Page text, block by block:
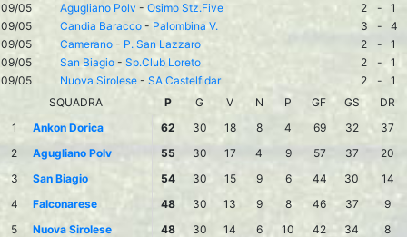
09/05
Agugliano Polv - Osimo Stz.Five 2 -
1
09/05
Candia Baracco - Palombina V. 3 -
4
09/05
Camerano - P. San Lazzaro 2 -
1
09/05
San Biagio - Sp.Club Loreto 2 -
1
09/05
Nuova Sirolese - SA Castelfidar 2 -
1
SQUADRA
P G V N P GF GS
DR
1
Ankon Dorica 62 30 18 8 4 69 32
37
2
Agugliano Polv 55 30 17 4 9 57 37
20
3
San Biagio 54 30 15 9 6 44 30
14
4
Falconarese 48 30 13 9 8 46 37
9
5
Nuova Sirolese 48 30 14 6 10 42 34
8